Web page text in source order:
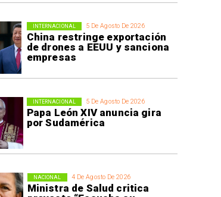
5 De Agosto De 2026
China restringe exportación
de drones a EEUU y sanciona
empresas
INTERNACIONAL
5 De Agosto De 2026
Papa León XIV anuncia gira
por Sudamérica
INTERNACIONAL
4 De Agosto De 2026
Ministra de Salud critica
NACIONAL